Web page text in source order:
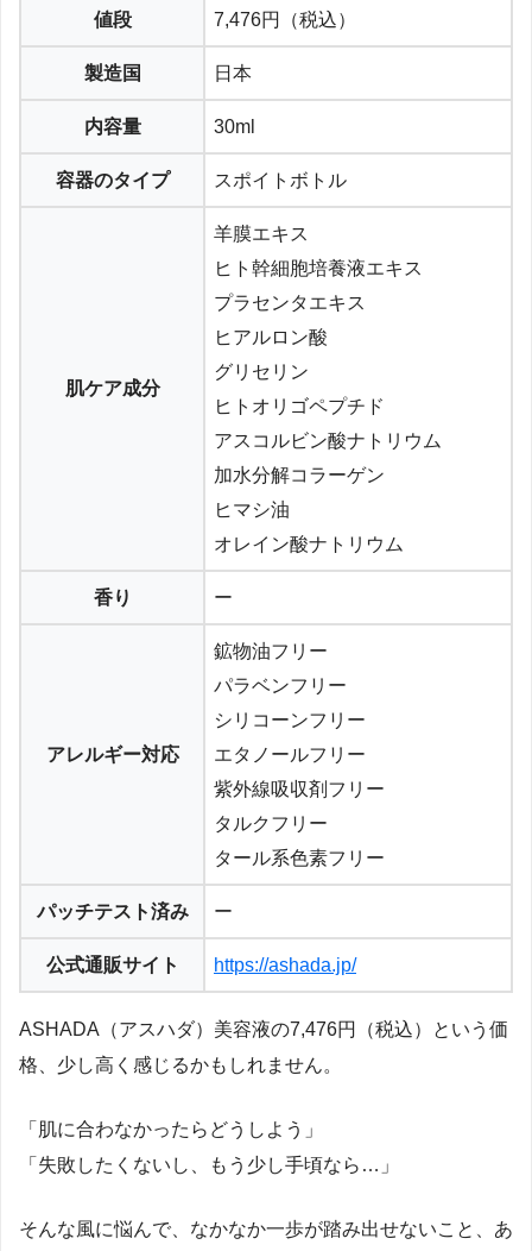
値段 7,476円（税込）
製造国 日本
内容量 30ml
容器のタイプ スポイトボトル
肌ケア成分
羊膜エキス
ヒト幹細胞培養液エキス
プラセンタエキス
ヒアルロン酸
グリセリン
ヒトオリゴペプチド
アスコルビン酸ナトリウム
加水分解コラーゲン
ヒマシ油
オレイン酸ナトリウム
香り ー
アレルギー対応
鉱物油フリー
パラベンフリー
シリコーンフリー
エタノールフリー
紫外線吸収剤フリー
タルクフリー
タール系色素フリー
パッチテスト済み ー
公式通販サイト https://ashada.jp/
ASHADA（アスハダ）美容液の7,476円（税込）という価
格、少し高く感じるかもしれません。
「肌に合わなかったらどうしよう」
「失敗したくないし、もう少し手頃なら…」
そんな風に悩んで、なかなか一歩が踏み出せないこと、あ